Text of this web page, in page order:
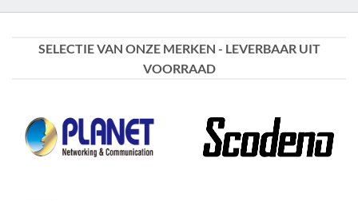
SELECTIE VAN ONZE MERKEN - LEVERBAAR UIT
VOORRAAD